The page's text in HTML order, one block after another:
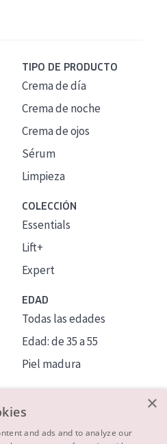
TIPO DE PRODUCTO
Crema de día
Crema de noche
Crema de ojos
Sérum
Limpieza
COLECCIÓN
Essentials
Lift+
Expert
EDAD
Todas las edades
Edad: de 35 a 55
Piel madura
×
and ads and to analyze our